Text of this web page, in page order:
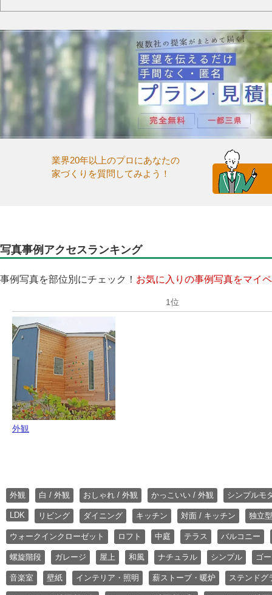
業界20年以上のプロにあなたの
家づくりを質問してみよう！
写真事例アクセスランキング
事例写真を部位別にチェック！ お気に入りの事例写真をマイ
外観
外観 白 / 外観 おしゃれ / 外観 かっこいい / 外観 シンプルモ
LDK リビング ダイニング キッチン 対面 / キッチン 独立
ウォークインクローゼット ロフト 中庭 テラス バルコニー
螺旋階段 ガレージ 屋上 和風 ナチュラル シンプル ゴ
音楽室 壁紙 インテリア・照明 薪ストーブ・暖炉 ステンドグ